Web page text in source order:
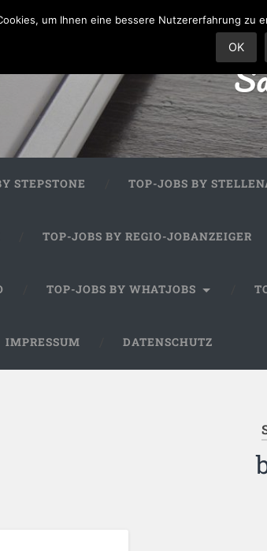
STEPSTONE TOP-JOBS BY
TOP-JOBS BY REGIO-JOBANZEIGER
TOP-JOBS BY WHATJOBS
IMPRESSUM DATENSCHUTZ
um Ihnen eine bessere Nutzererfahrung zu
OK